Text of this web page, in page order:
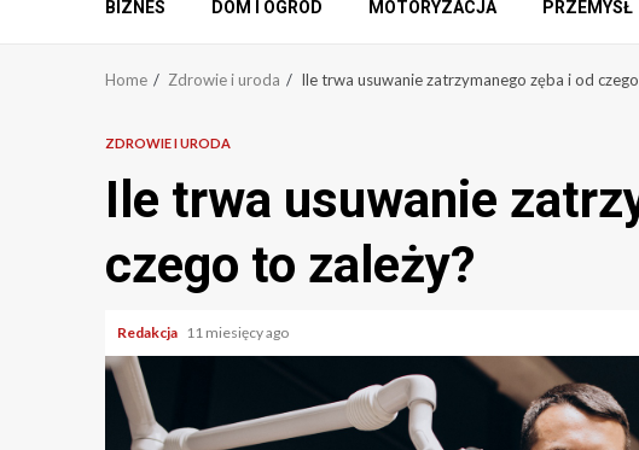
BIZNES DOM I OGRÓD MOTORYZACJA PRZEMYSŁ
Home Zdrowie i uroda Ile trwa usuwanie zatrzymanego zęba i od
ZDROWIE I URODA
Ile trwa usuwanie
czego to zależy?
Redakcja 11 miesięcy ago